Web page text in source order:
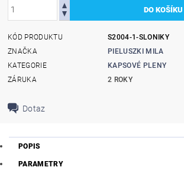
KÓD PRODUKTU
S2004-1-SLONIKY
ZNAČKA
PIELUSZKI MILA
KATEGORIE
KAPSOVÉ PLENY
ZÁRUKA
2 ROKY
Dotaz
POPIS
PARAMETRY